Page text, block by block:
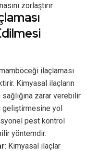
zorlaştırır.
ilaçlaması
Kimyasal ilaçların
sağlığına zarar verebilir
geliştirmesine yol
pest kontrol
yöntemdir.
: Kimyasal ilaçlar